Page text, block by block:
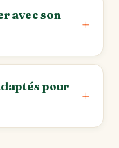
avec son
pour